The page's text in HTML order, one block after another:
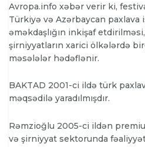
Avropa.info xəbər verir ki,
Türkiyə və Azərbaycan paxlava
əməkdaşlığın inkişaf
şirniyyatların xarici ölkələrdə
məsələlər hədəflənir.
BAKTAD 2001-ci ildə türk
məqsədilə yaradılmışdır.
Rəmzioğlu 2005-ci ildən
və şirniyyat sektorunda